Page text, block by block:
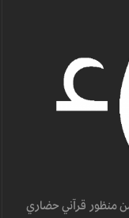
منظور قرآني حضاري